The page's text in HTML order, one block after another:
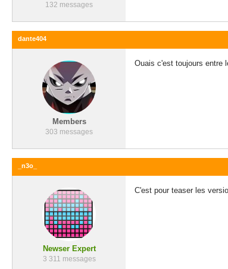
132 messages
dante404
Members
303 messages
Ouais c'est toujours entre
_n3o_
Newser Expert
3 311 messages
C'est pour teaser les